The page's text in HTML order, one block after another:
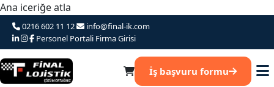
Ana iceriğe atla
0216 602 11 12
info@final-ik.com
Personel Portali Firma Girisi
İş başvuru formu